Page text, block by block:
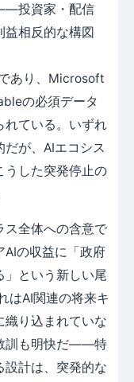
投資家・配信
益相反的な構図
あり、Microsoft
の必須データ
れている。いずれ
が、AIエコシス
うした突発停止の
ス全体への含意で
AIの収益に「政府
」という新しい尾
はAI関連の将来キ
織り込まれていな
訓も明快だ——特
設計は、突発的な